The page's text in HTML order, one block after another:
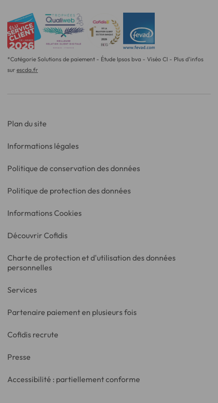
*Catégorie Solutions de paiement - Étude Ipsos bva - Viséo CI - Plus d'infos
sur escda.fr
Plan du site
Informations légales
Politique de conservation des données
Politique de protection des données
Informations Cookies
Découvrir Cofidis
Charte de protection et d'utilisation des données
personnelles
Services
Partenaire paiement en plusieurs fois
Cofidis recrute
Presse
Accessibilité : partiellement conforme